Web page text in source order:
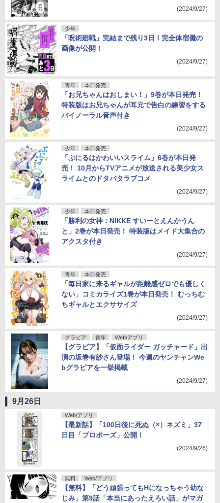
(2024/9/27)
少年
「呪術廻戦」完結まで残り3日！完全体宿儺の
画像が公開！
(2024/9/27)
青年 本日発売
「お兄ちゃんはおしまい！」9巻が本日発売！
特装版はお兄ちゃんが耳元で告白の練習をする
バイノーラル音声付き
(2024/9/27)
少年 本日発売
「ぷにるはかわいいスライム」6巻が本日発
売！ 10月からTVアニメが放送される美少女ス
ライムとのドタバタラブコメ
(2024/9/27)
少年 本日発売
「勝利の女神：NIKKE すいーとえんかうん
と」2巻が本日発売！ 特装版はメイド大集合の
アクスタ付き
(2024/9/27)
青年 本日発売
「毎日家に来るギャルが距離感ゼロでも優しく
ない」コミカライズ1巻が本日発売！ むっちむ
ちギャルとエクササイズ
(2024/9/27)
グラビア 青年 Web/アプリ
【グラビア】「仮面ライダー ガッチャード」出
演の坂巻有紗さん登場！ 今週のヤンチャンWe
bグラビアを一挙掲載
(2024/9/27)
9月26日
Web/アプリ
【最新話】「100日後に死ぬ（×）ネズミ」37
日目「プロポーズ」公開！
(2024/9/26)
無料 Web/アプリ
【無料】「どう頑張ってもHになっちゃう幼な
じみ」第9話「本当にあったえろい話」がマガ